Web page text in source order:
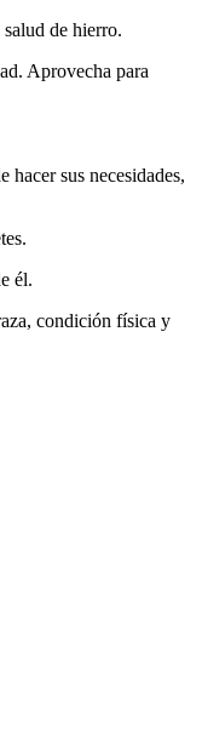
de hierro.
Aprovecha para
hacer sus necesidades,
él.
condición física y